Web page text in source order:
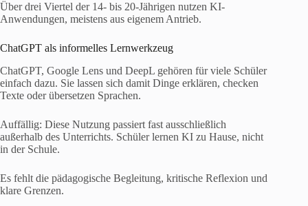
Über drei Viertel der 14- bis 20-Jährigen nutzen KI-
Anwendungen, meistens aus eigenem Antrieb.
ChatGPT als informelles Lernwerkzeug
ChatGPT, Google Lens und DeepL gehören für viele Schüler
einfach dazu. Sie lassen sich damit Dinge erklären, checken
Texte oder übersetzen Sprachen.
Auffällig: Diese Nutzung passiert fast ausschließlich
außerhalb des Unterrichts. Schüler lernen KI zu Hause, nicht
in der Schule.
Es fehlt die pädagogische Begleitung, kritische Reflexion und
klare Grenzen.